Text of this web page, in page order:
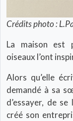
Crédits photo :
La maison est
oiseaux l’ont
Alors qu’elle
demandé à sa
d’essayer, de
créé son